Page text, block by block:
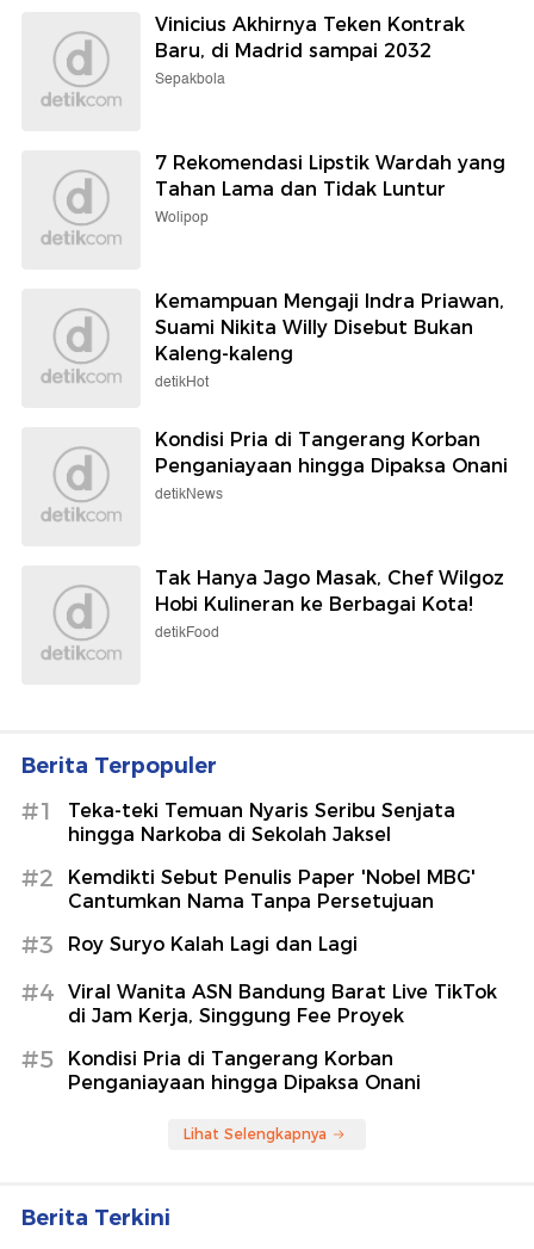
Vinicius Akhirnya Teken Kontrak
Baru, di Madrid sampai 2032
Sepakbola
7 Rekomendasi Lipstik Wardah yang
Tahan Lama dan Tidak Luntur
Wolipop
Kemampuan Mengaji Indra Priawan,
Suami Nikita Willy Disebut Bukan
Kaleng-kaleng
detikHot
Kondisi Pria di Tangerang Korban
Penganiayaan hingga Dipaksa Onani
detikNews
Tak Hanya Jago Masak, Chef Wilgoz
Hobi Kulineran ke Berbagai Kota!
detikFood
Berita Terpopuler
#1
Teka-teki Temuan Nyaris Seribu Senjata
hingga Narkoba di Sekolah Jaksel
#2
Kemdikti Sebut Penulis Paper 'Nobel MBG'
Cantumkan Nama Tanpa Persetujuan
#3 Roy Suryo Kalah Lagi dan Lagi
#4
Viral Wanita ASN Bandung Barat Live TikTok
di Jam Kerja, Singgung Fee Proyek
#5
Kondisi Pria di Tangerang Korban
Penganiayaan hingga Dipaksa Onani
Lihat Selengkapnya
Berita Terkini